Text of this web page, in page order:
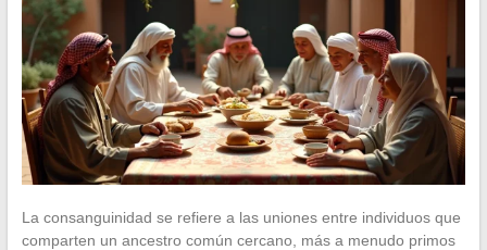
La consanguinidad se refiere a las uniones entre individuos que
comparten un ancestro común cercano, más a menudo primos